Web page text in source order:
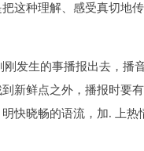
这种理解、感受真切地传
发生的事播报出去，播
新鲜点之外，播报时要有
快晓畅的语流，加. 上热